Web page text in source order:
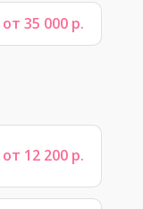
от 35 000 р.
от 12 200 р.